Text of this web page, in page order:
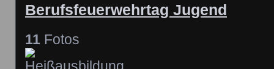
Berufsfeuerwehrtag Jugend
11 Fotos